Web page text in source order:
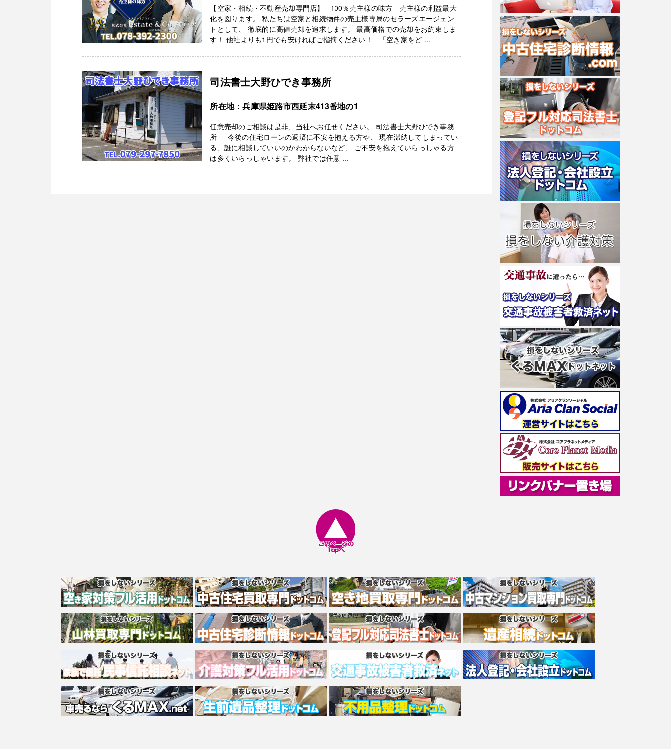
【空家・相続・不動産売却専門店】 100％売主様の味方 売主様の利益最大
化を図ります。 私たちは空家と相続物件の売主様専属のセラーズエージェン
トとして、 徹底的に高値売却を追求します。 最高価格での売却をお約束しま
す！ 他社よりも1円でも安ければご指摘ください！ 「空き家をど ...
司法書士大野ひでき事務所
所在地：兵庫県姫路市西延末413番地の1
任意売却のご相談は是非、当社へお任せください。 司法書士大野ひでき事務
所 今後の住宅ローンの返済に不安を抱える方や、 現在滞納してしまってい
る、誰に相談していいのかわからないなど、 ご不安を抱えていらっしゃる方
は多くいらっしゃいます。 弊社では任意 ...